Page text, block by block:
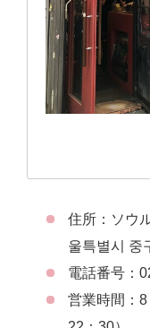
住所：ソウ
울특별시 중
電話番号：
営業時間：